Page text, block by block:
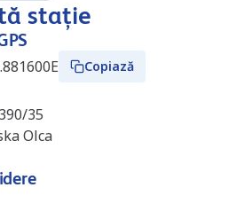
stație
Copiază
35
Olca